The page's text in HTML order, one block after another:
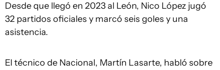
Desde que llegó en 2023 al León, Nico López jugó
32 partidos oficiales y marcó seis goles y una
asistencia.
El técnico de Nacional, Martín Lasarte, habló sobre